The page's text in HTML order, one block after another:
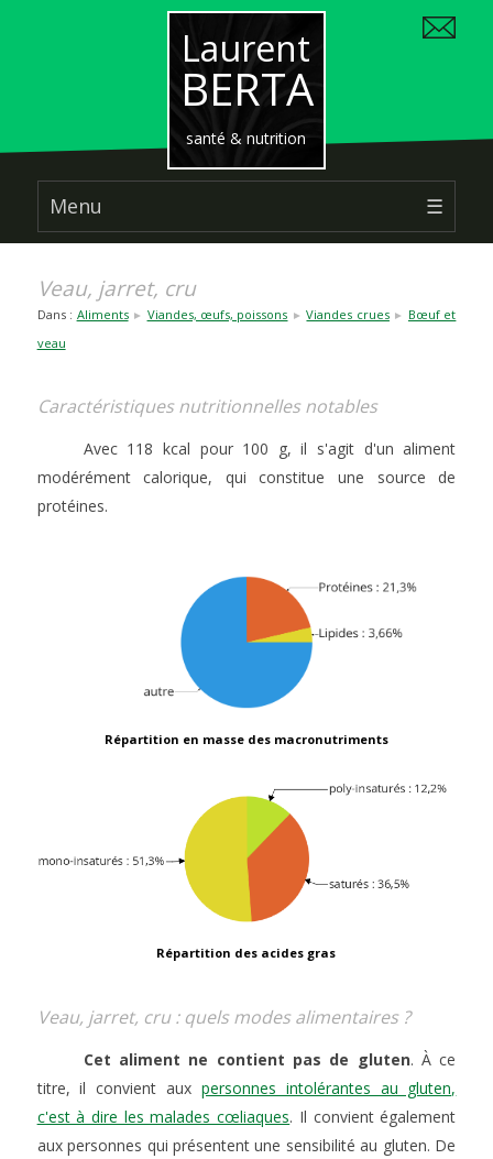
Laurent
BERTA
santé & nutrition
Menu ☰
Veau, jarret, cru
Dans : Aliments ► Viandes, œufs, poissons ► Viandes crues ► Bœuf et
veau
Caractéristiques nutritionnelles notables
Avec 118 kcal pour 100 g, il s'agit d'un aliment
modérément calorique, qui constitue une source de
protéines.
Répartition en masse des macronutriments
Répartition des acides gras
Veau, jarret, cru : quels modes alimentaires ?
Cet aliment ne contient pas de gluten. À ce
titre, il convient aux personnes intolérantes au gluten,
c'est à dire les malades cœliaques. Il convient également
aux personnes qui présentent une sensibilité au gluten. De